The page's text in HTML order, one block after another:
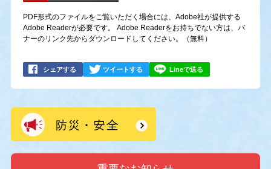
PDF形式のファイルをご覧いただく場合には、Adobe社が提供する
Adobe Readerが必要です。
Adobe Readerをお持ちでない方は、バ
ナーのリンク先からダウンロードしてください。（無料）
シェアする ツイートする Lineで送る